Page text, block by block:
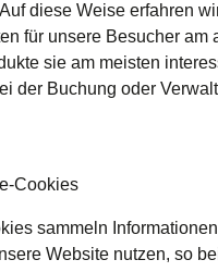
diese Weise erfahren
für unsere Besucher am
sie am meisten
der Buchung oder
Cookies
sammeln
Website nutzen, so